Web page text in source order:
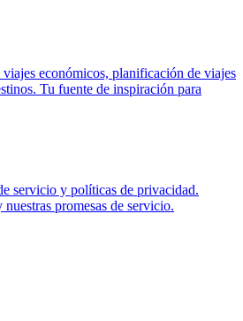
viajes económicos, planificación de viajes
Tu fuente de inspiración para
servicio y políticas de privacidad.
promesas de servicio.